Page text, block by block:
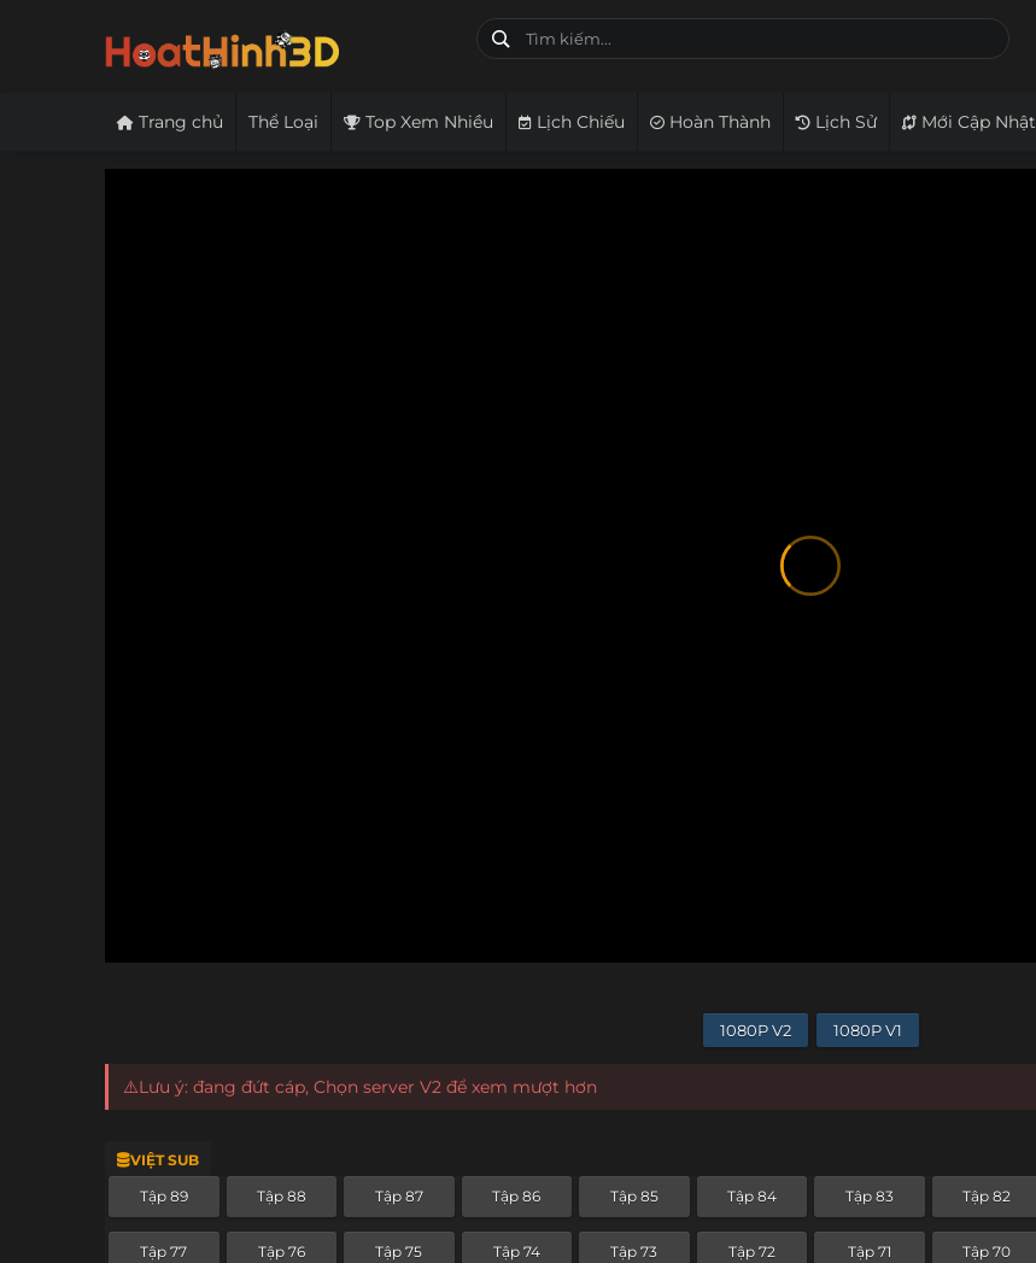
Trang chủ Thể Loại Top Xem Nhiều Lịch Chiếu Hoàn Thành Lịch Sử Mới Cập Nhật
1080P V2 1080P V1
⚠️Lưu ý: đang đứt cáp, Chọn server V2 để xem mượt hơn
VIỆT SUB
Tập 89 Tập 88 Tập 87 Tập 86 Tập 85 Tập 84 Tập 83 Tập 82
Tập 77 Tập 76 Tập 75 Tập 74 Tập 73 Tập 72 Tập 71 Tập 70